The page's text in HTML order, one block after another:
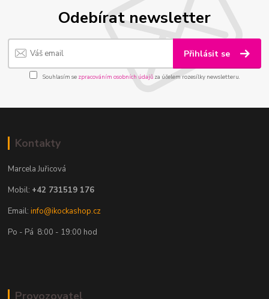
Odebírat newsletter
Přihlásit se
Souhlasím se zpracováním osobních údajůza účelem rozesílky newsletteru.
Kontakty
Marcela Juřicová
Mobil: +42 731519 176
Email:info@ikockashop.cz
Po - Pá 8:00 - 19:00 hod
Provozovatel